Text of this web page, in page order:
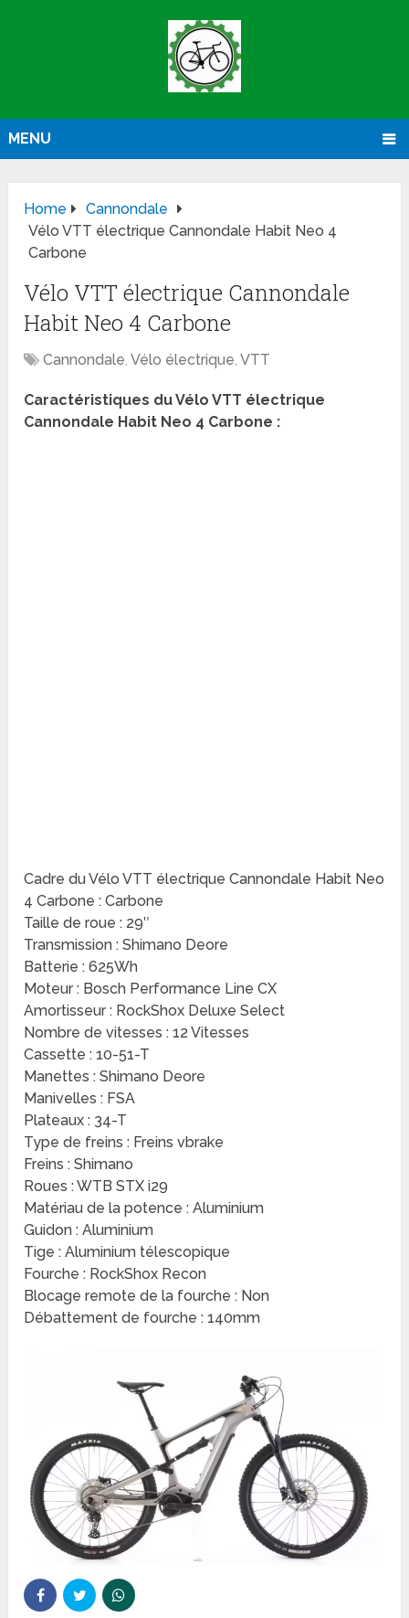
MENU
Home
Cannondale
Vélo VTT électrique Cannondale Habit Neo 4
Carbone
Vélo VTT électrique Cannondale
Habit Neo 4 Carbone
Cannondale,Vélo électrique,VTT
Caractéristiques du Vélo VTT électrique
Cannondale Habit Neo 4 Carbone :
Cadre du Vélo VTT électrique Cannondale Habit Neo
4 Carbone : Carbone
Taille de roue : 29″
Transmission : Shimano Deore
Batterie : 625Wh
Moteur : Bosch Performance Line CX
Amortisseur : RockShox Deluxe Select
Nombre de vitesses : 12 Vitesses
Cassette : 10-51-T
Manettes : Shimano Deore
Manivelles : FSA
Plateaux : 34-T
Type de freins : Freins vbrake
Freins : Shimano
Roues : WTB STX i29
Matériau de la potence : Aluminium
Guidon : Aluminium
Tige : Aluminium télescopique
Fourche : RockShox Recon
Blocage remote de la fourche : Non
Débattement de fourche : 140mm